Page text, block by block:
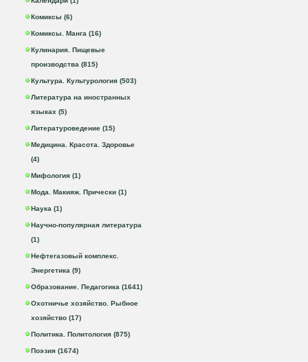
Комиксы (6)
Комиксы. Манга (16)
Кулинария. Пищевые
производства (815)
Культура. Культурология (503)
Литература на иностранных
языках (5)
Литературоведение (15)
Медицина. Красота. Здоровье
(4)
Мифология (1)
Мода. Макияж. Прически (1)
Наука (1)
Научно-популярная литература
(1)
Нефтегазовый комплекс.
Энергетика (9)
Образование. Педагогика (1641)
Охотничье хозяйство. Рыбное
хозяйство (17)
Политика. Политология (875)
Поэзия (1674)